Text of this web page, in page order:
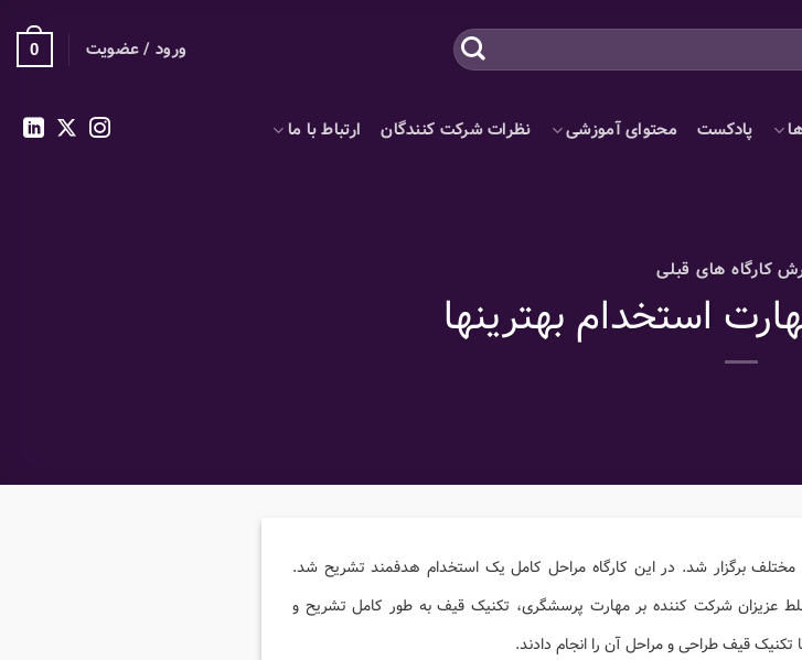
ورود / عضویت 0
پادکست محتوای آموزشی نظرات شرکت کنندگان ارتباط با ما
کارگاه های قبلی
استخدام بهترینها
از سازمانهای مختلف برگزار شد. در این کارگاه مراحل کامل یک استخدام هدفمند تشریح شد.
عزیزان شرکت کننده بر مهارت پرسشگری، تکنیک قیف به طور کامل تشریح و
قیف طراحی و مراحل آن را انجام دادند.